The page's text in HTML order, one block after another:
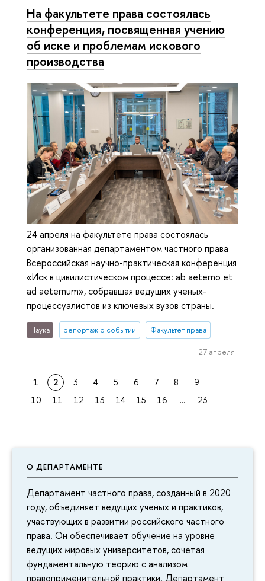
О ДЕПАРТАМЕНТЕ
Департамент частного права, созданный в 2020
году, объединяет ведущих ученых и практиков,
участвующих в развитии российского частного
права. Он обеспечивает обучение на уровне
ведущих мировых университетов, сочетая
фундаментальную теорию с анализом
правоприменительной практики. Департамент
На факультете права состоялась
конференция, посвященная учению
об иске и проблемам искового
производства
24 апреля на факультете права состоялась
организованная департаментом частного права
Всероссийская научно-практическая конференция
«Иск в цивилистическом процессе: ab aeterno et
ad aeternum», собравшая ведущих ученых-
процессуалистов из ключевых вузов страны.
Наука репортаж о событии Факультет права
27 апреля
1 2 3 4 5 6 7 8
9
10
11 12 13 14 15 16 ... 23